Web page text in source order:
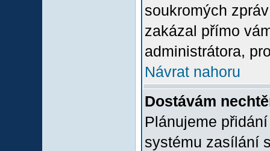
soukromých
zakázal přímo
administrátora,
Návrat nahoru
Dostávám
Plánujeme
systému zasílání